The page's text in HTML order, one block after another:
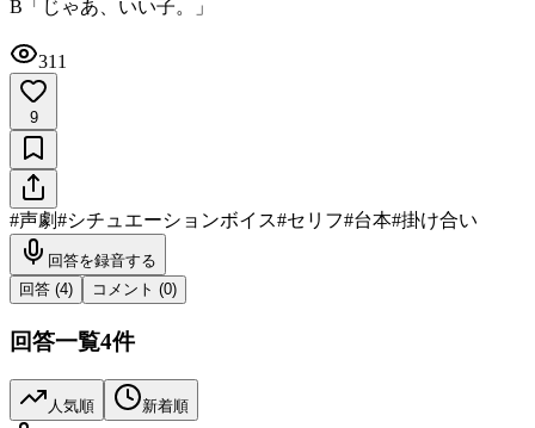
B「じゃあ、いい子。」
311
9
#声劇#シチュエーションボイス#セリフ#台本#掛け合い
回答を録音する
回答 (4) コメント (0)
回答一覧4件
人気順 新着順